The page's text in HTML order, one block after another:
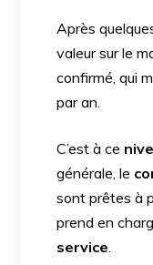
Après
valeur sur le
confirmé, qui
par an.
C’est à ce
générale, le
sont prêtes à
prend en
service.